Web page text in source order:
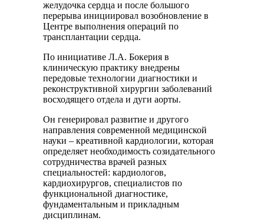
желудочка сердца и после большого
перерыва инициировал возобновление в
Центре выполнения операций по
трансплантации сердца.
По инициативе Л.А. Бокерия в
клиническую практику внедрены
передовые технологии диагностики и
реконструктивной хирургии заболеваний
восходящего отдела и дуги аорты.
Он генерировал развитие и другого
направления современной медицинской
науки – креативной кардиологии, которая
определяет необходимость созидательного
сотрудничества врачей разных
специальностей: кардиологов,
кардиохирургов, специалистов по
функциональной диагностике,
фундаментальным и прикладным
дисциплинам.